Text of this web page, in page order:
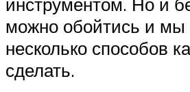
можно обойтись и мы
несколько способов
сделать.